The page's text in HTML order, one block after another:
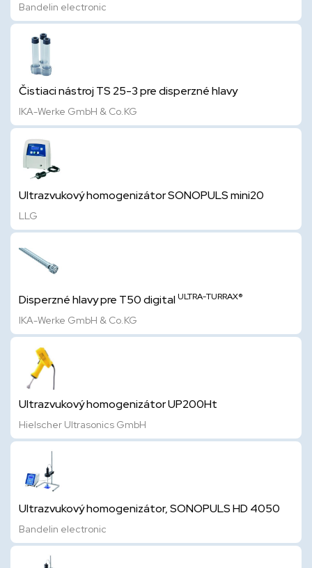
Bandelin electronic
Čistiaci nástroj TS 25-3 pre disperzné hlavy
IKA-Werke GmbH & Co.KG
Ultrazvukový homogenizátor SONOPULS mini20
LLG
Disperzné hlavy pre T50 digitalULTRA-TURRAX®
IKA-Werke GmbH & Co.KG
Ultrazvukový homogenizátor UP200Ht
Hielscher Ultrasonics GmbH
Ultrazvukový homogenizátor, SONOPULS HD 4050
Bandelin electronic